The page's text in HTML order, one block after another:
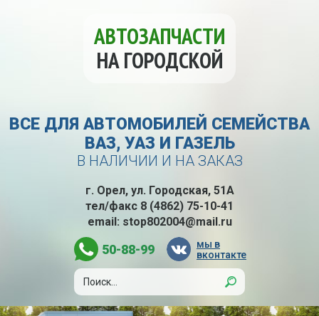
АВТОЗАПЧАСТИ
НА ГОРОДСКОЙ
ВСЕ ДЛЯ АВТОМОБИЛЕЙ СЕМЕЙСТВА
ВАЗ, УАЗ И ГАЗЕЛЬ
В НАЛИЧИИ И НА ЗАКАЗ
г. Орел, ул. Городская, 51А
тел/факс 8 (4862) 75-10-41
email: stop802004@mail.ru
50-88-99
мы в
вконтакте